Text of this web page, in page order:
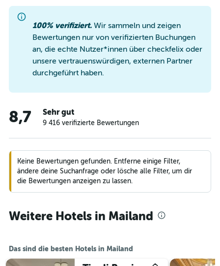
100% verifiziert. Wir sammeln und zeigen
Bewertungen nur von verifizierten Buchungen
an, die echte Nutzer*innen über checkfelix oder
unsere vertrauenswürdigen, externen Partner
durchgeführt haben.
8,7 Sehr gut
9 416 verifizierte Bewertungen
Keine Bewertungen gefunden. Entferne einige Filter,
ändere deine Suchanfrage oder lösche alle Filter, um dir
die Bewertungen anzeigen zu lassen.
Weitere Hotels in Mailand
Das sind die besten Hotels in Mailand